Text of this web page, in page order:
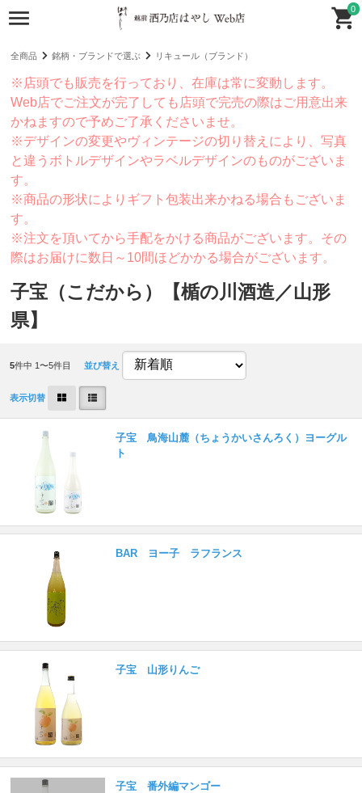
0
全商品 銘柄・ブランドで選ぶ リキュール（ブランド）
※店頭でも販売を行っており、在庫は常に変動します。
Web店でご注文が完了しても店頭で完売の際はご用意出来
かねますので予めご了承くださいませ。
※デザインの変更やヴィンテージの切り替えにより、写真
と違うボトルデザインやラベルデザインのものがございま
す。
※商品の形状によりギフト包装出来かねる場合もございま
す。
※注文を頂いてから手配をかける商品がございます。その
際はお届けに数日～10間ほどかかる場合がございます。
子宝（こだから）【楯の川酒造／山形
県】
5件中 1〜5件目 並び替え
表示切替
子宝 鳥海山麓（ちょうかいさんろく）ヨーグル
ト
BAR ヨー子 ラフランス
子宝 山形りんご
子宝 番外編マンゴー